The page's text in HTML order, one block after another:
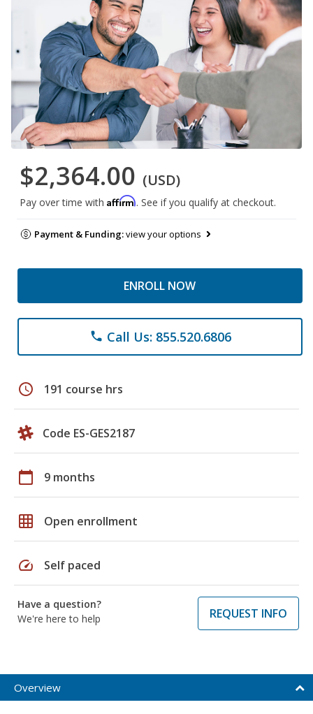
$2,364.00 (USD)
Pay over time with Affirm. See if you qualify at checkout.
Payment & Funding:view your options
ENROLL NOW
phone Call Us: 855.520.6806
schedule 191 course hrs
Code ES-GES2187
calendar_today 9 months
grid_on Open enrollment
speed Self paced
Have a question?
We're here to help
REQUEST INFO
Overview